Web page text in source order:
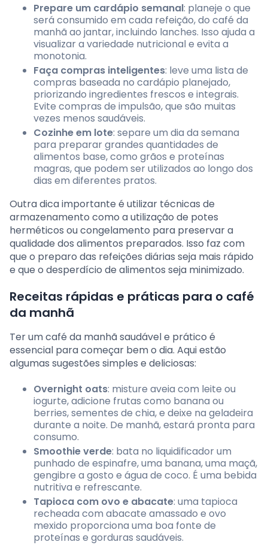
Prepare um cardápio semanal: planeje o que
será consumido em cada refeição, do café da
manhã ao jantar, incluindo lanches. Isso ajuda a
visualizar a variedade nutricional e evita a
monotonia.
Faça compras inteligentes: leve uma lista de
compras baseada no cardápio planejado,
priorizando ingredientes frescos e integrais.
Evite compras de impulsão, que são muitas
vezes menos saudáveis.
Cozinhe em lote: separe um dia da semana
para preparar grandes quantidades de
alimentos base, como grãos e proteínas
magras, que podem ser utilizados ao longo dos
dias em diferentes pratos.
Outra dica importante é utilizar técnicas de
armazenamento como a utilização de potes
herméticos ou congelamento para preservar a
qualidade dos alimentos preparados. Isso faz com
que o preparo das refeições diárias seja mais rápido
e que o desperdício de alimentos seja minimizado.
Receitas rápidas e práticas para o café
da manhã
Ter um café da manhã saudável e prático é
essencial para começar bem o dia. Aqui estão
algumas sugestões simples e deliciosas:
Overnight oats: misture aveia com leite ou
iogurte, adicione frutas como banana ou
berries, sementes de chia, e deixe na geladeira
durante a noite. De manhã, estará pronta para
consumo.
Smoothie verde: bata no liquidificador um
punhado de espinafre, uma banana, uma maçã,
gengibre a gosto e água de coco. É uma bebida
nutritiva e refrescante.
Tapioca com ovo e abacate: uma tapioca
recheada com abacate amassado e ovo
mexido proporciona uma boa fonte de
proteínas e gorduras saudáveis.